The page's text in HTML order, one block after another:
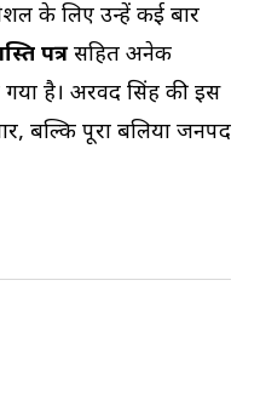
के लिए उन्हें कई बार
पत्रसहित अनेक
है। अरविंद सिंह की इस
बल्कि पूरा बलिया जनपद